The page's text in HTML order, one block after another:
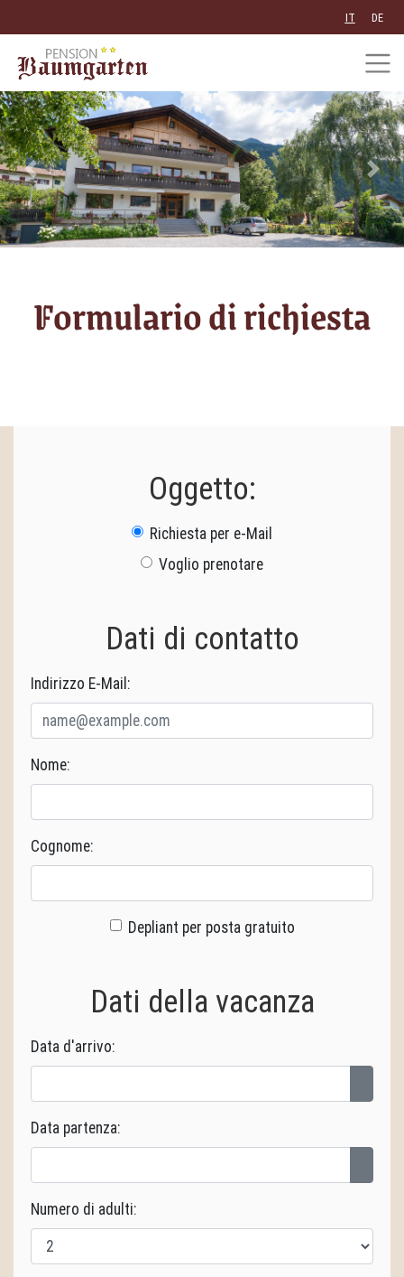
IT DE
Previous Next
Formulario di richiesta
Oggetto:
Richiesta per e-Mail
Voglio prenotare
Dati di contatto
Indirizzo E-Mail:
Nome:
Cognome:
Depliant per posta gratuito
Dati della vacanza
Data d'arrivo:
Data partenza:
Numero di adulti: